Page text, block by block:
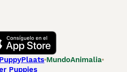
PuppyPlaats MundoAnimalia
Puppies